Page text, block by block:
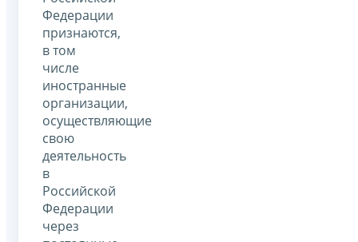
Федерации
признаются,
в том
числе
иностранные
организации,
осуществляющие
свою
деятельность
в
Российской
Федерации
через